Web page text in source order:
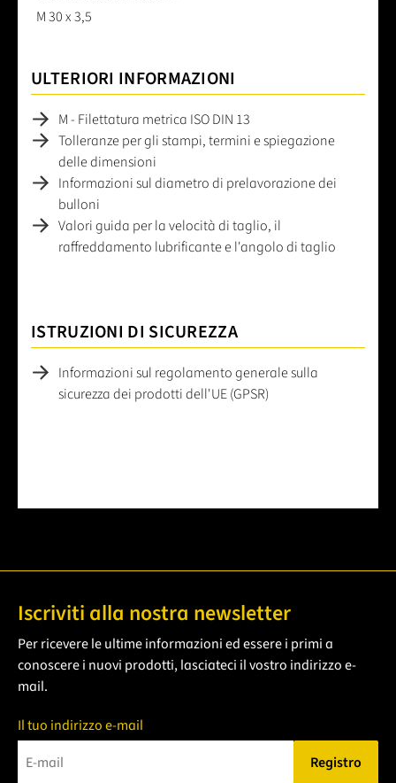
M 30 x 3,5
ULTERIORI INFORMAZIONI
M - Filettatura metrica ISO DIN 13
Tolleranze per gli stampi, termini e spiegazione
delle dimensioni
Informazioni sul diametro di prelavorazione dei
bulloni
Valori guida per la velocità di taglio, il
raffreddamento lubrificante e l'angolo di taglio
ISTRUZIONI DI SICUREZZA
Informazioni sul regolamento generale sulla
sicurezza dei prodotti dell'UE (GPSR)
Iscriviti alla nostra newsletter
Per ricevere le ultime informazioni ed essere i primi a
conoscere i nuovi prodotti, lasciateci il vostro indirizzo e-
mail.
Il tuo indirizzo e-mail
Registro